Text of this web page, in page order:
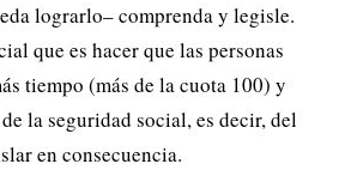
lograrlo– comprenda y legisle.
que es hacer que las personas
tiempo (más de la cuota 100) y
la seguridad social, es decir, del
en consecuencia.